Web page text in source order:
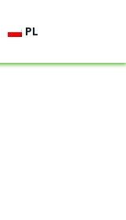
PL